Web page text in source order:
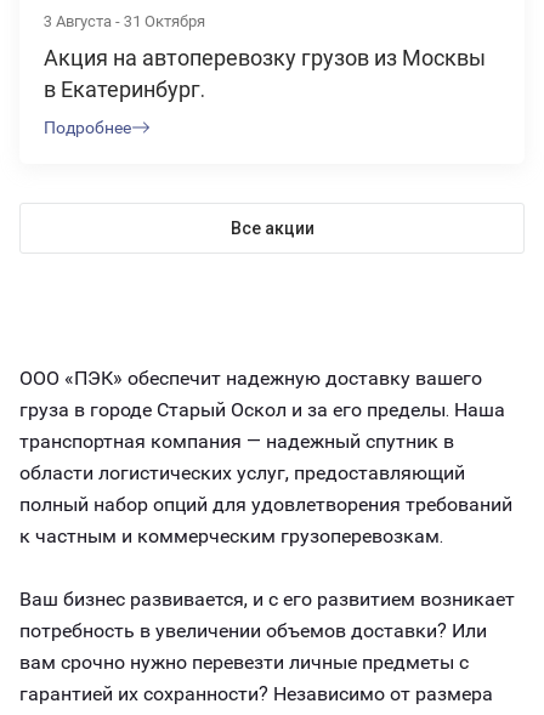
3 Августа - 31 Октября
Акция на автоперевозку грузов из Москвы
в Екатеринбург.
Подробнее
Все акции
ООО «ПЭК» обеспечит надежную доставку вашего
груза в городе Старый Оскол и за его пределы. Наша
транспортная компания — надежный спутник в
области логистических услуг, предоставляющий
полный набор опций для удовлетворения требований
к частным и коммерческим грузоперевозкам.
Ваш бизнес развивается, и с его развитием возникает
потребность в увеличении объемов доставки? Или
вам срочно нужно перевезти личные предметы с
гарантией их сохранности? Независимо от размера